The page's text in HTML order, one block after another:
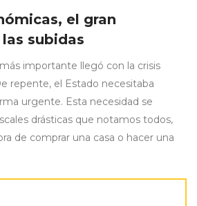
el gran
subidas
importante llegó con la crisis
repente, el Estado necesitaba
urgente. Esta necesidad se
drásticas que notamos todos,
de comprar una casa o hacer una